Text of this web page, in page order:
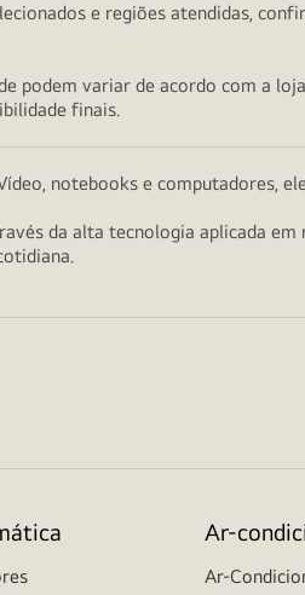
e regiões atendidas,
podem variar de acordo com a
finais.
notebooks e computadores,
da alta tecnologia aplicada
Ar-
Ar-